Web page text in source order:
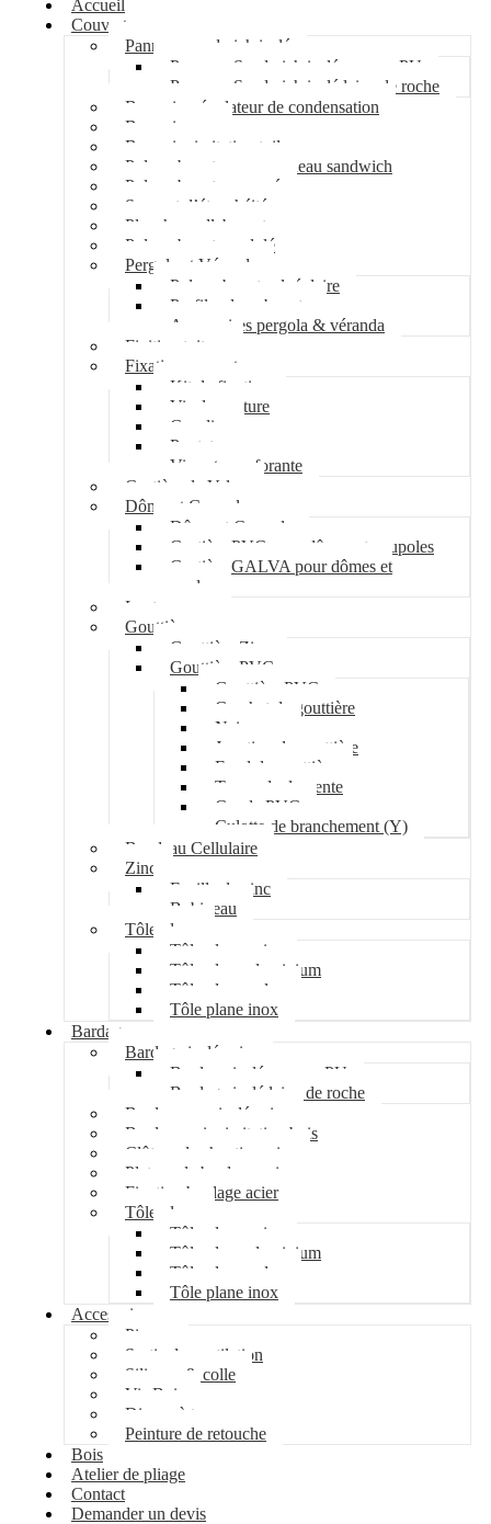
Accueil
Couverture
Panneau sandwich isolé
Panneau Sandwich isolé mousse PU
Panneau Sandwich isolé laine de roche
Bac acier régulateur de condensation
Bac acier sec
Bac acier imitation tuile
Polycarbonate pour panneau sandwich
Polycarbonate nervuré
Support d’étanchéité
Plancher collaborant
Polycarbonate ondulé
Pergola et Véranda
Polycarbonate alvéolaire
Profil polycarbonate
Accessoires pergola & véranda
Finition toiture
Fixation couverture
Kit de fixation
Vis de couture
Cavalier
Pontet
Vis auto-perforante
Costière de Velux
Dôme et Coupole
Dôme et Coupole
Costière PVC pour dômes et coupoles
Costière GALVA pour dômes et
coupoles
Lanterneau
Gouttière
Gouttière Zinc
Gouttière PVC
Gouttière PVC
Crochet de gouttière
Naissance
Jonction de gouttière
Fond de gouttière
Tuyau de descente
Coude PVC
Culotte de branchement (Y)
Bandeau Cellulaire
Zinc
Feuille de zinc
Bobineau
Tôle plane
Tôle plane acier
Tôle plane aluminium
Tôle plane galva
Tôle plane inox
Bardage
Bardage isolé acier
Bardage isolé mousse PU
Bardage isolé laine de roche
Bardage non isolé acier
Bardage acier imitation bois
Clôture de chantier acier
Plateau de bardage acier
Fixation bardage acier
Tôle plane
Tôle plane acier
Tôle plane aluminium
Tôle plane galva
Tôle plane inox
Accessoires
Pipeco
Sortie de ventilation
Silicone & colle
Vis Bois
Disque à tronçonner
Peinture de retouche
Bois
Atelier de pliage
Contact
Demander un devis